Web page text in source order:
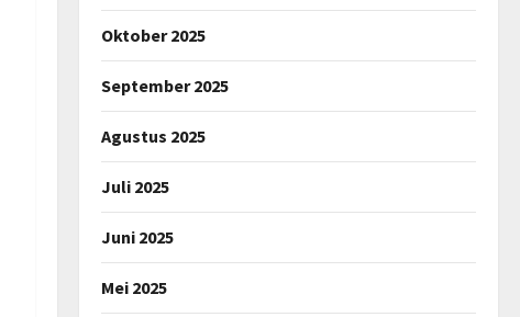
Oktober 2025
September 2025
Agustus 2025
Juli 2025
Juni 2025
Mei 2025